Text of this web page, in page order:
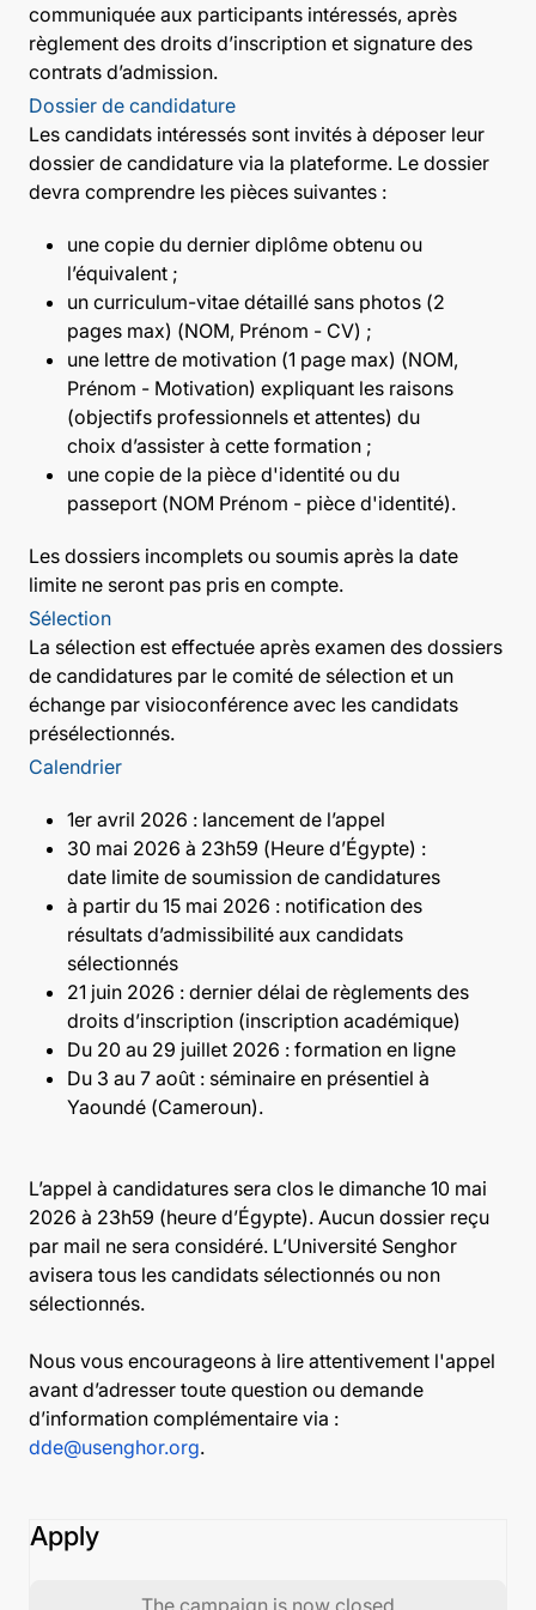
communiquée aux participants intéressés, après
règlement des droits d’inscription et signature des
contrats d’admission.
Dossier de candidature
Les candidats intéressés sont invités à déposer leur
dossier de candidature via la plateforme. Le dossier
devra comprendre les pièces suivantes :
une copie du dernier diplôme obtenu ou
l’équivalent ;
un curriculum-vitae détaillé sans photos (2
pages max) (NOM, Prénom - CV) ;
une lettre de motivation (1 page max) (NOM,
Prénom - Motivation) expliquant les raisons
(objectifs professionnels et attentes) du
choix d’assister à cette formation ;
une copie de la pièce d'identité ou du
passeport (NOM Prénom - pièce d'identité).
Les dossiers incomplets ou soumis après la date
limite ne seront pas pris en compte.
Sélection
La sélection est effectuée après examen des dossiers
de candidatures par le comité de sélection et un
échange par visioconférence avec les candidats
présélectionnés.
Calendrier
1er avril 2026 : lancement de l’appel
30 mai 2026 à 23h59 (Heure d’Égypte) :
date limite de soumission de candidatures
à partir du 15 mai 2026 : notification des
résultats d’admissibilité aux candidats
sélectionnés
21 juin 2026 : dernier délai de règlements des
droits d’inscription (inscription académique)
Du 20 au 29 juillet 2026 : formation en ligne
Du 3 au 7 août : séminaire en présentiel à
Yaoundé (Cameroun).
L’appel à candidatures sera clos le dimanche 10 mai
2026 à 23h59 (heure d’Égypte). Aucun dossier reçu
par mail ne sera considéré. L’Université Senghor
avisera tous les candidats sélectionnés ou non
sélectionnés.
Nous vous encourageons à lire attentivement l'appel
avant d’adresser toute question ou demande
d’information complémentaire via :
dde@usenghor.org.
Apply
The campaign is now closed